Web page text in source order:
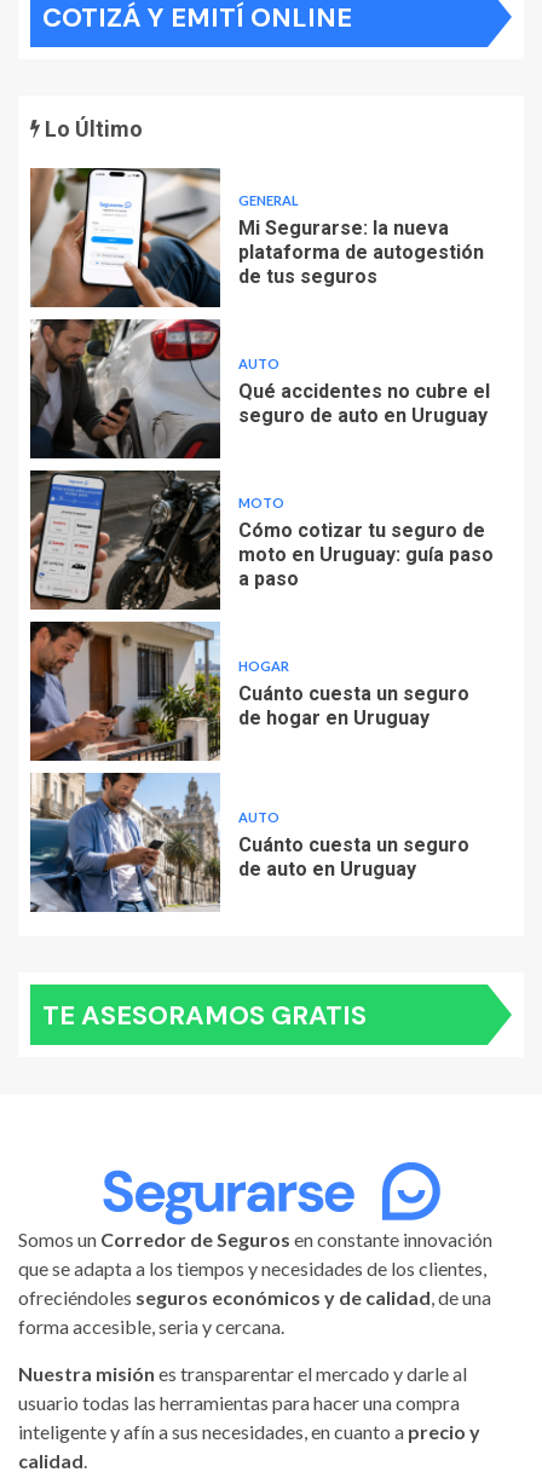
COTIZÁ Y EMITÍ ONLINE
Lo Último
GENERAL
Mi Segurarse: la nueva
plataforma de autogestión
de tus seguros
AUTO
Qué accidentes no cubre el
seguro de auto en Uruguay
MOTO
Cómo cotizar tu seguro de
moto en Uruguay: guía paso
a paso
HOGAR
Cuánto cuesta un seguro
de hogar en Uruguay
AUTO
Cuánto cuesta un seguro
de auto en Uruguay
TE ASESORAMOS GRATIS
Somos un Corredor de Seguros en constante innovación
que se adapta a los tiempos y necesidades de los clientes,
ofreciéndoles seguros económicos y de calidad , de una
forma accesible, seria y cercana.
Nuestra misión es transparentar el mercado y darle al
usuario todas las herramientas para hacer una compra
inteligente y afín a sus necesidades, en cuanto a precio y
calidad